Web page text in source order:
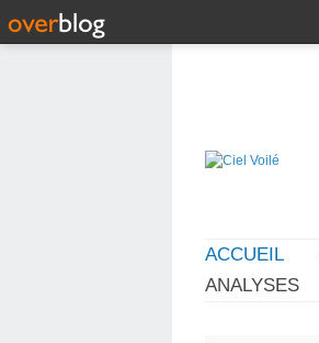
ACCUEIL
ANALYSES